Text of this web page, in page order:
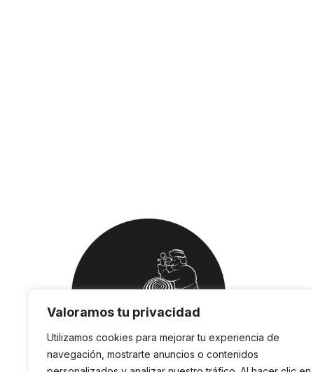
Valoramos tu privacidad
Utilizamos cookies para mejorar tu experiencia de
navegación, mostrarte anuncios o contenidos